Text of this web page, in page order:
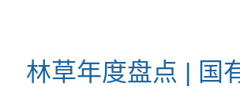
林草年度盘点 | 国